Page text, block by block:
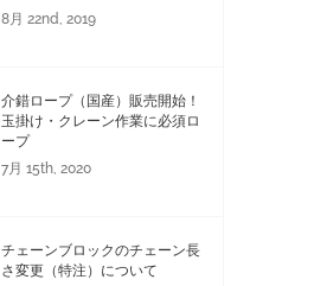
8月 22nd, 2019
介錯ロープ（国産）販売開始！
玉掛け・クレーン作業に必須ロ
ープ
7月 15th, 2020
チェーンブロックのチェーン長
さ変更（特注）について